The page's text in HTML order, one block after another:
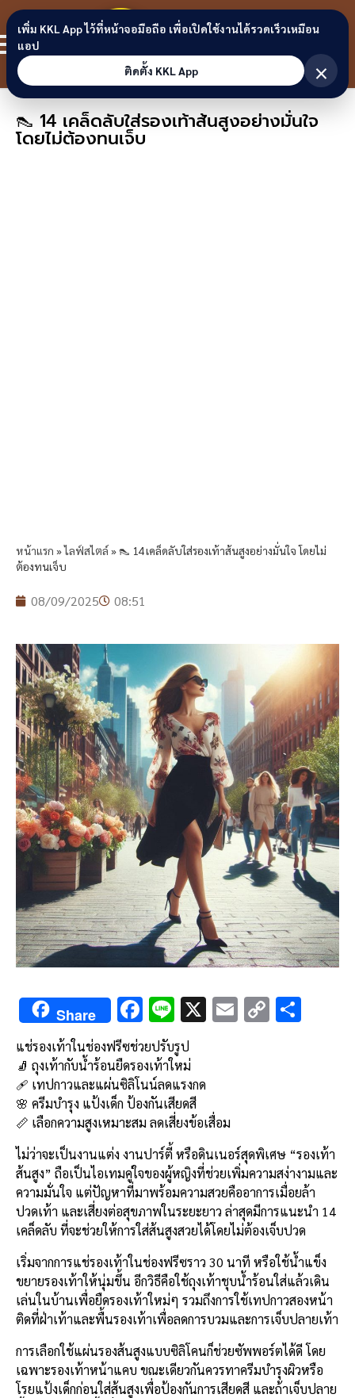
Skip to content
ขอนแก่น
ลิงก์
👠 14 เคล็ดลับใส่รองเท้าส้นสูงอย่างมั่นใจ
โดยไม่ต้องทนเจ็บ
หน้าแรก »ไลฟ์สไตล์»👠 14 เคล็ดลับใส่รองเท้าส้นสูงอย่างมั่นใจ โดยไม่
ต้องทนเจ็บ
08/09/2025 08:51
Share F
ac
e
b
o
o
k
Li
n
e
X E C
แช่รองเท้าในช่องฟรีซช่วยปรับรูป
🧦 ถุงเท้ากับน้ำร้อนยืดรองเท้าใหม่
🩹 เทปกาวและแผ่นซิลิโนน์ลดแรงกด
🌸 ครีมบำรุง แป้งเด็ก ป้องกันเสียดสี
📏 เลือกความสูงเหมาะสม ลดเสี่ยงข้อเสื่อม
ไม่ว่าจะเป็นงานแต่ง งานปาร์ตี้ หรือดินเนอร์สุดพิเศษ “รองเท้า
ส้นสูง” ถือเป็นไอเทมคู่ใจของผู้หญิงที่ช่วยเพิ่มความสง่างามและ
ความมั่นใจ แต่ปัญหาที่มาพร้อมความสวยคืออาการเมื่อยล้า
ปวดเท้า และเสี่ยงต่อสุขภาพในระยะยาว ล่าสุดมีการแนะนำ 14
เคล็ดลับ ที่จะช่วยให้การใส่ส้นสูงสวยได้โดยไม่ต้องเจ็บปวด
เริ่มจากการแช่รองเท้าในช่องฟรีซราว 30 นาที หรือใช้น้ำแข็ง
ขยายรองเท้าให้นุ่มขึ้น อีกวิธีคือใช้ถุงเท้าชุบน้ำร้อนใส่แล้วเดิน
เล่นในบ้านเพื่อยืดรองเท้าใหม่ๆ รวมถึงการใช้เทปกาวสองหน้า
ติดที่ฝ่าเท้าและพื้นรองเท้าเพื่อลดการบวมและการเจ็บปลายเท้า
การเลือกใช้แผ่นรองส้นสูงแบบซิลิโคนก็ช่วยซัพพอร์ตได้ดี โดย
เฉพาะรองเท้าหน้าแคบ ขณะเดียวกันควรทาครีมบำรุงผิวหรือ
โรยแป้งเด็กก่อนใส่ส้นสูงเพื่อป้องกันการเสียดสี และถ้าเจ็บปลาย
เพิ่ม KKL App ไว้ที่หน้าจอมือถือ เพื่อเปิดใช้งานได้รวดเร็วเหมือน
แอป
ติดตั้ง KKL App
×